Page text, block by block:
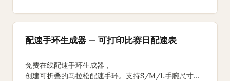
配速手环生成器 — 可打印比赛日配速表
免费在线配速手环生成器，
创建可折叠的马拉松配速手环。支持S/M/L手腕尺寸、